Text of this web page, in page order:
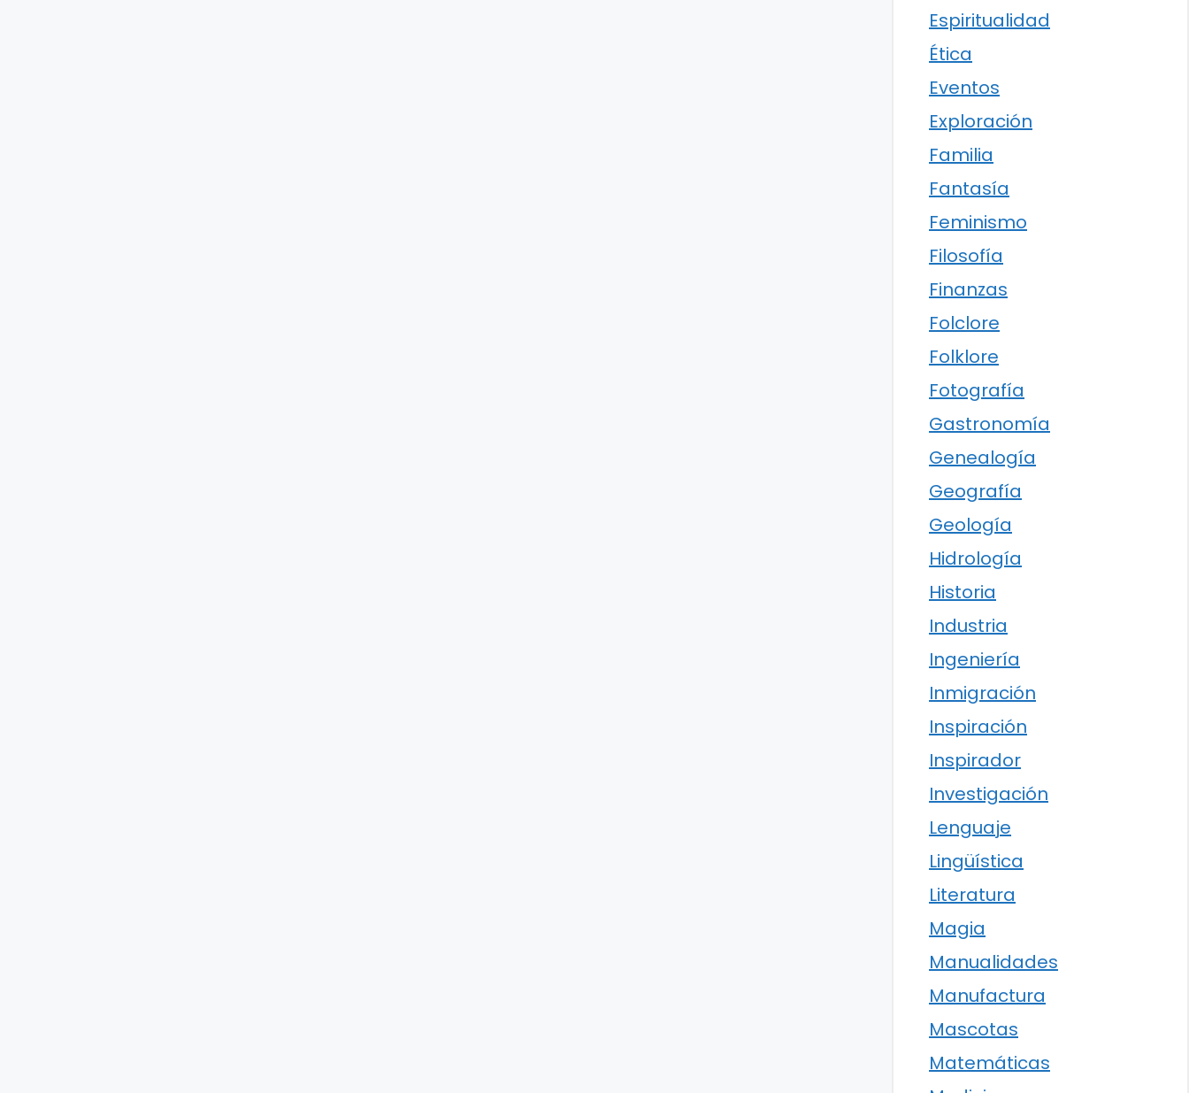
Espiritualidad
Ética
Eventos
Exploración
Familia
Fantasía
Feminismo
Filosofía
Finanzas
Folclore
Folklore
Fotografía
Gastronomía
Genealogía
Geografía
Geología
Hidrología
Historia
Industria
Ingeniería
Inmigración
Inspiración
Inspirador
Investigación
Lenguaje
Lingüística
Literatura
Magia
Manualidades
Manufactura
Mascotas
Matemáticas